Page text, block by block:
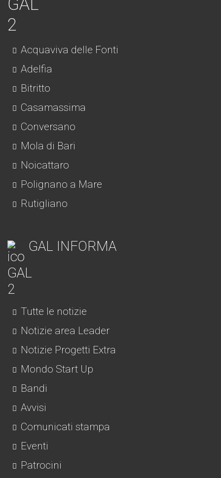
Acquaviva delle Fonti
Adelfia
Bitritto
Casamassima
Conversano
Mola di Bari
Noicattaro
Polignano a Mare
Rutigliano
GAL INFORMA
Tutte le notizie
Notizie area Leader
Notizie Progetti Extra
Mondo Start Up
Bandi
Avvisi
Comunicati stampa
Eventi
Patrocini